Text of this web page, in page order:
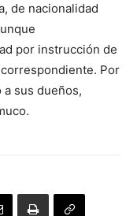
de nacionalidad
por instrucción de
Por
sus dueños,